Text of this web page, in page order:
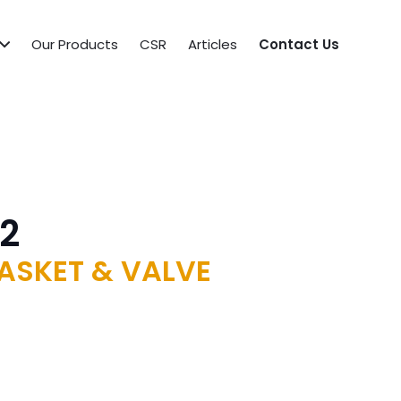
Our Products CSR Articles Contact Us
& VALVE